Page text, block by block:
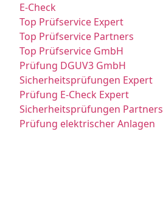
E-Check
Top Prüfservice Expert
Top Prüfservice Partners
Top Prüfservice GmbH
Prüfung DGUV3 GmbH
Sicherheitsprüfungen Expert
Prüfung E-Check Expert
Sicherheitsprüfungen Partners
Prüfung elektrischer Anlagen